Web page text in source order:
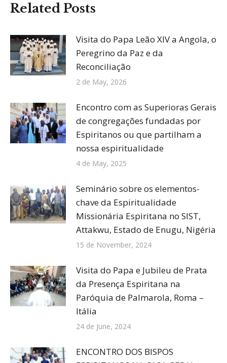
Related Posts
Visita do Papa Leão XIV a Angola, o
Peregrino da Paz e da
Reconciliação
2 de May, 2026
Encontro com as Superioras Gerais
de congregações fundadas por
Espiritanos ou que partilham a
nossa espiritualidade
4 de May, 2025
Seminário sobre os elementos-
chave da Espiritualidade
Missionária Espiritana no SIST,
Attakwu, Estado de Enugu, Nigéria
15 de November, 2024
Visita do Papa e Jubileu de Prata
da Presença Espiritana na
Paróquia de Palmarola, Roma –
Itália
24 de June, 2024
ENCONTRO DOS BISPOS